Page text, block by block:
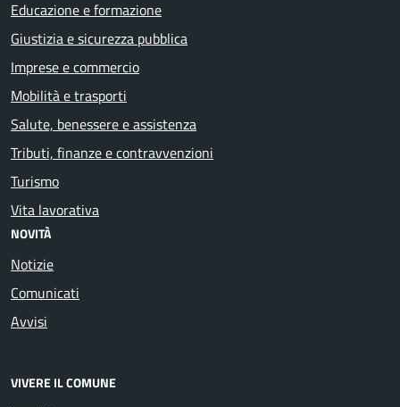
Educazione e formazione
Giustizia e sicurezza pubblica
Imprese e commercio
Mobilità e trasporti
Salute, benessere e assistenza
Tributi, finanze e contravvenzioni
Turismo
Vita lavorativa
NOVITÀ
Notizie
Comunicati
Avvisi
VIVERE IL COMUNE